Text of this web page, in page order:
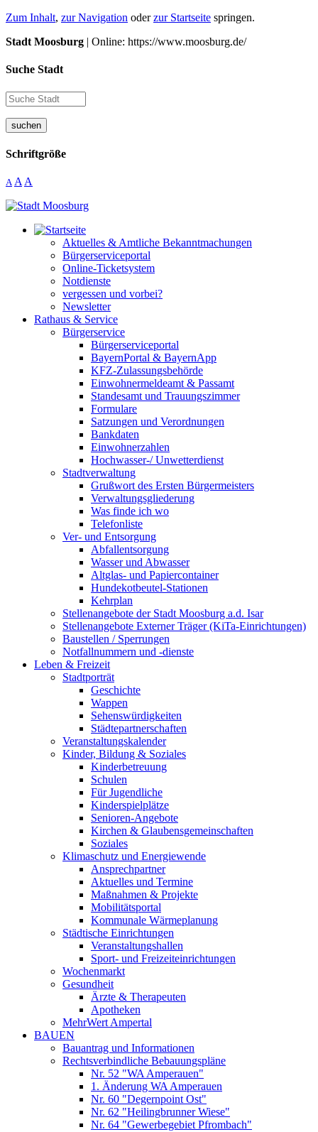
Zum Inhalt, zur Navigation oderzur Startseite springen.
Stadt Moosburg | Online: https://www.moosburg.de/
Suche Stadt
suchen
Schriftgröße
A A A
Aktuelles & Amtliche Bekanntmachungen
Bürgerserviceportal
Online-Ticketsystem
Notdienste
vergessen und vorbei?
Newsletter
Rathaus & Service
Bürgerservice
Bürgerserviceportal
BayernPortal & BayernApp
KFZ-Zulassungsbehörde
Einwohnermeldeamt & Passamt
Standesamt und Trauungszimmer
Formulare
Satzungen und Verordnungen
Bankdaten
Einwohnerzahlen
Hochwasser-/ Unwetterdienst
Stadtverwaltung
Grußwort des Ersten Bürgermeisters
Verwaltungsgliederung
Was finde ich wo
Telefonliste
Ver- und Entsorgung
Abfallentsorgung
Wasser und Abwasser
Altglas- und Papiercontainer
Hundekotbeutel-Stationen
Kehrplan
Stellenangebote der Stadt Moosburg a.d. Isar
Stellenangebote Externer Träger (KiTa-Einrichtungen)
Baustellen / Sperrungen
Notfallnummern und -dienste
Leben & Freizeit
Stadtporträt
Geschichte
Wappen
Sehenswürdigkeiten
Städtepartnerschaften
Veranstaltungskalender
Kinder, Bildung & Soziales
Kinderbetreuung
Schulen
Für Jugendliche
Kinderspielplätze
Senioren-Angebote
Kirchen & Glaubensgemeinschaften
Soziales
Klimaschutz und Energiewende
Ansprechpartner
Aktuelles und Termine
Maßnahmen & Projekte
Mobilitätsportal
Kommunale Wärmeplanung
Städtische Einrichtungen
Veranstaltungshallen
Sport- und Freizeiteinrichtungen
Wochenmarkt
Gesundheit
Ärzte & Therapeuten
Apotheken
MehrWert Ampertal
BAUEN
Bauantrag und Informationen
Rechtsverbindliche Bebauungspläne
Nr. 52 "WA Amperauen"
1. Änderung WA Amperauen
Nr. 60 "Degernpoint Ost"
Nr. 62 "Heilingbrunner Wiese"
Nr. 64 "Gewerbegebiet Pfrombach"